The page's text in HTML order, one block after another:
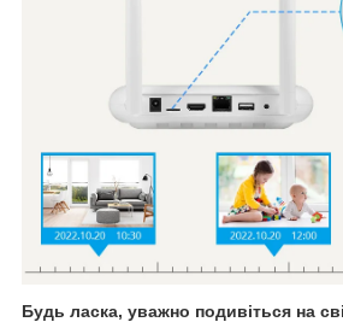
Будь ласка, уважно подивіться на